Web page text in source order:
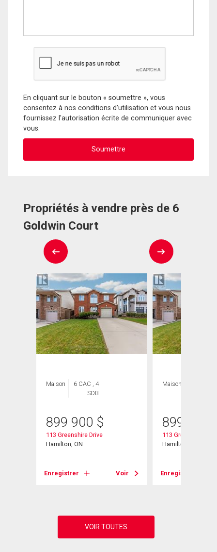
En cliquant sur le bouton « soumettre », vous
consentez à nos conditions d'utilisation et vous nous
fournissez l'autorisation écrite de communiquer avec
vous.
Propriétés à vendre près de 6
Goldwin Court
Maison
6 CAC , 4
SDB
899 900 $
113 Greenshire Drive
Hamilton, ON
Enregistrer Voir
Maison
899 900
113 Greenshire
Hamilton, ON
Enregistrer